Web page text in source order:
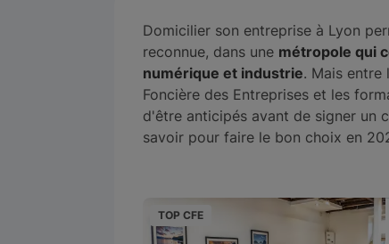
Domicilier son entreprise à Lyon
reconnue, dans une métropole qui
numérique et industrie. Mais entre
Foncière des Entreprises et les
d'être anticipés avant de signer un
savoir pour faire le bon choix en
TOP CFE